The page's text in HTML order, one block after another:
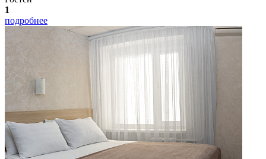
1
подробнее